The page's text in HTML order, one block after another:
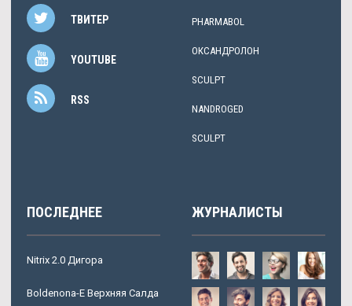
ТВИТЕР
YOUTUBE
RSS
PHARMABOL
ОКСАНДРОЛОН
SCULPT
NANDROGED
SCULPT
ПОСЛЕДНЕЕ
Nitrix 2.0 Дигора
Boldenona-E Верхняя Салда
ЖУРНАЛИСТЫ